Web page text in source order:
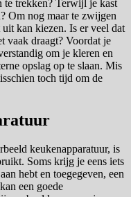
te trekken? Terwijl je kast
Om nog maar te zwijgen
kan kiezen. Is er veel dat
vaak draagt? Voordat je
om je kleren en
opslag op te slaan. Mis
toch tijd om de
keukenapparatuur, is
Soms krijg je eens iets
hebt en toegegeven, een
een goede